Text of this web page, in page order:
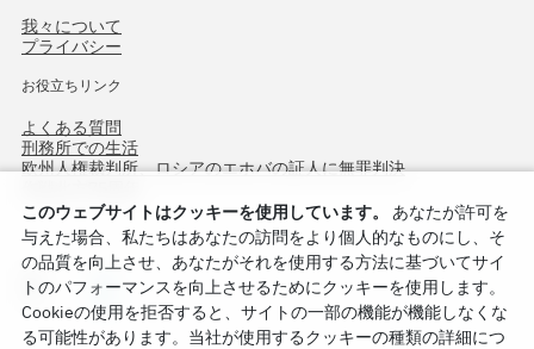
我々について
プライバシー
お役立ちリンク
よくある質問
刑務所での生活
欧州人権裁判所、ロシアのエホバの証人に無罪判決
このウェブサイトはクッキーを使用しています。
あなたが許可を
与えた場合、私たちはあなたの訪問をより個人的なものにし、そ
の品質を向上させ、あなたがそれを使用する方法に基づいてサイ
トのパフォーマンスを向上させるためにクッキーを使用します。
Cookieの使用を拒否すると、サイトの一部の機能が機能しなくな
る可能性があります。当社が使用するクッキーの種類の詳細につ